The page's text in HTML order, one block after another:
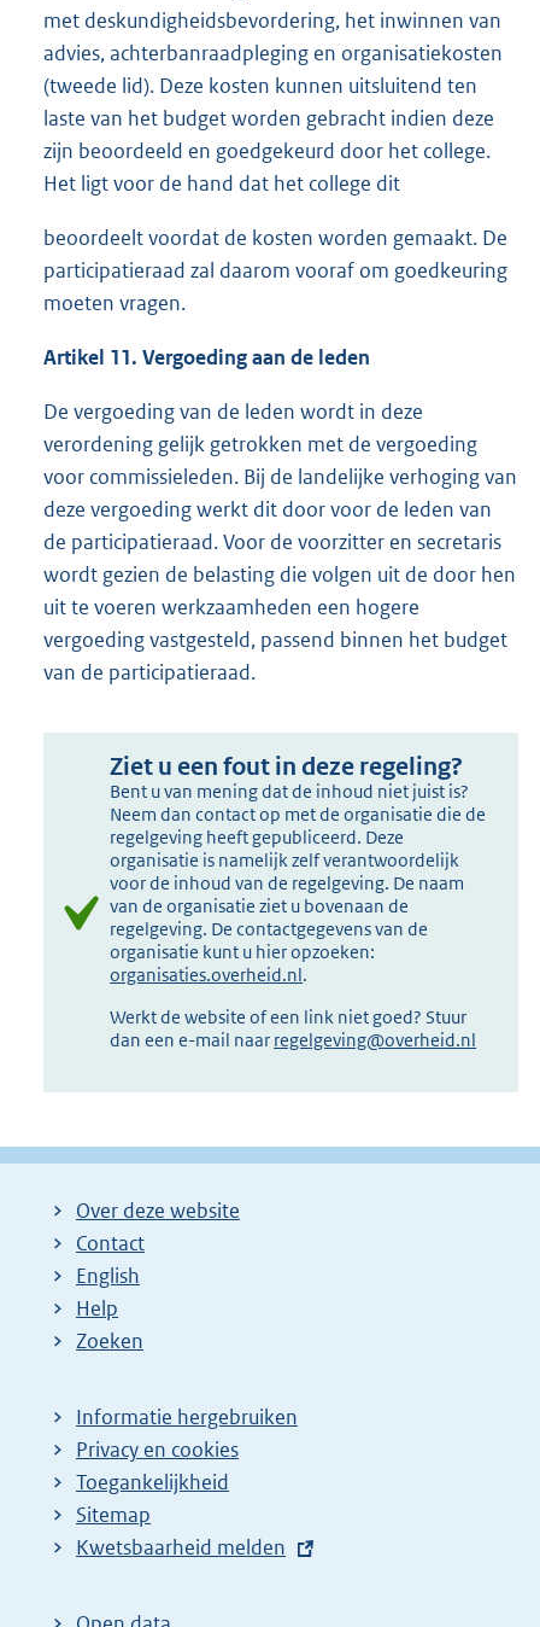
met deskundigheidsbevordering, het inwinnen van
advies, achterbanraadpleging en organisatiekosten
(tweede lid). Deze kosten kunnen uitsluitend ten
laste van het budget worden gebracht indien deze
zijn beoordeeld en goedgekeurd door het college.
Het ligt voor de hand dat het college dit
beoordeelt voordat de kosten worden gemaakt. De
participatieraad zal daarom vooraf om goedkeuring
moeten vragen.
Artikel 11. Vergoeding aan de leden
De vergoeding van de leden wordt in deze
verordening gelijk getrokken met de vergoeding
voor commissieleden. Bij de landelijke verhoging van
deze vergoeding werkt dit door voor de leden van
de participatieraad. Voor de voorzitter en secretaris
wordt gezien de belasting die volgen uit de door hen
uit te voeren werkzaamheden een hogere
vergoeding vastgesteld, passend binnen het budget
van de participatieraad.
Ziet u een fout in deze regeling?
Bent u van mening dat de inhoud niet juist is?
Neem dan contact op met de organisatie die de
regelgeving heeft gepubliceerd. Deze
organisatie is namelijk zelf verantwoordelijk
voor de inhoud van de regelgeving. De naam
van de organisatie ziet u bovenaan de
regelgeving. De contactgegevens van de
organisatie kunt u hier opzoeken:
organisaties.overheid.nl.
Werkt de website of een link niet goed? Stuur
dan een e-mail naar regelgeving@overheid.nl
Over deze website
Contact
English
Help
Zoeken
Informatie hergebruiken
Privacy en cookies
Toegankelijkheid
Sitemap
E
t
Kwetsbaarheid melden